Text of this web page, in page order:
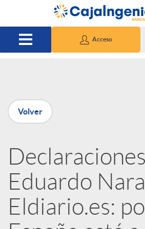
Saltar al contenido principal
Acceso
P
u
b
l
Volver
Eduardo
Eldiario.es: